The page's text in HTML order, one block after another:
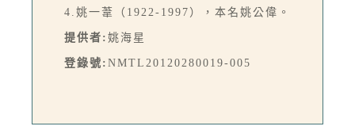
4.姚一葦（1922-1997），本名姚公偉。
提供者: 姚海星
登錄號: NMTL20120280019-005